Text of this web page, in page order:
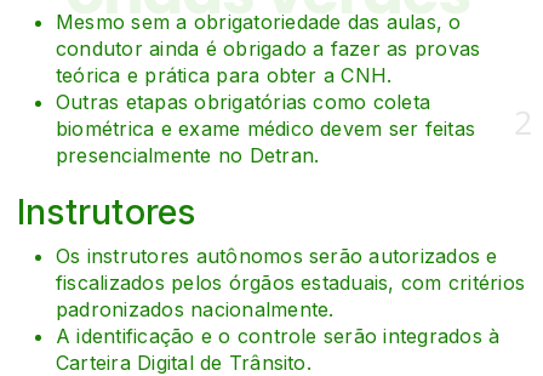
Mesmo sem a obrigatoriedade das aulas, o
condutor ainda é obrigado a fazer as provas
teórica e prática para obter a CNH.
Outras etapas obrigatórias como coleta
biométrica e exame médico devem ser feitas
presencialmente no Detran.
Instrutores
Os instrutores autônomos serão autorizados e
fiscalizados pelos órgãos estaduais, com critérios
padronizados nacionalmente.
A identificação e o controle serão integrados à
Carteira Digital de Trânsito.